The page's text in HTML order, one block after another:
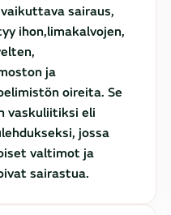
sairaus,
ihon,limakalvojen,
ja
oireita. Se
vaskuliitiksi eli
jossa
valtimot ja
sairastua.